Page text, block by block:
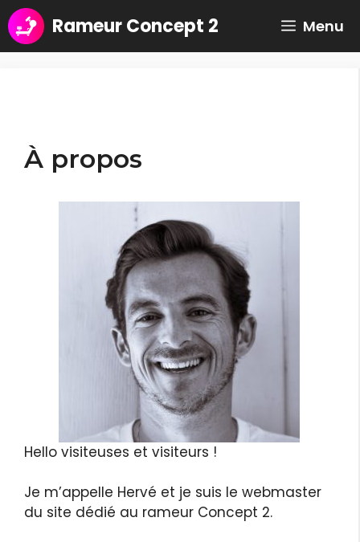
Aller
au
contenu
Rameur Concept 2 Menu
À propos
Hello visiteuses et visiteurs !
Je m’appelle Hervé et je suis le webmaster
du site dédié au rameur Concept 2.